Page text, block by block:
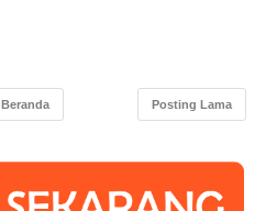
Posting Lama
Beranda